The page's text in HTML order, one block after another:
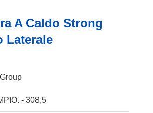
A Caldo Strong
Laterale
- 308,5